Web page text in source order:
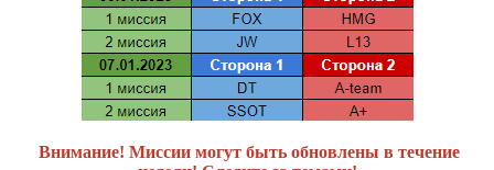
Внимание! Миссии могут быть обновлены в течение